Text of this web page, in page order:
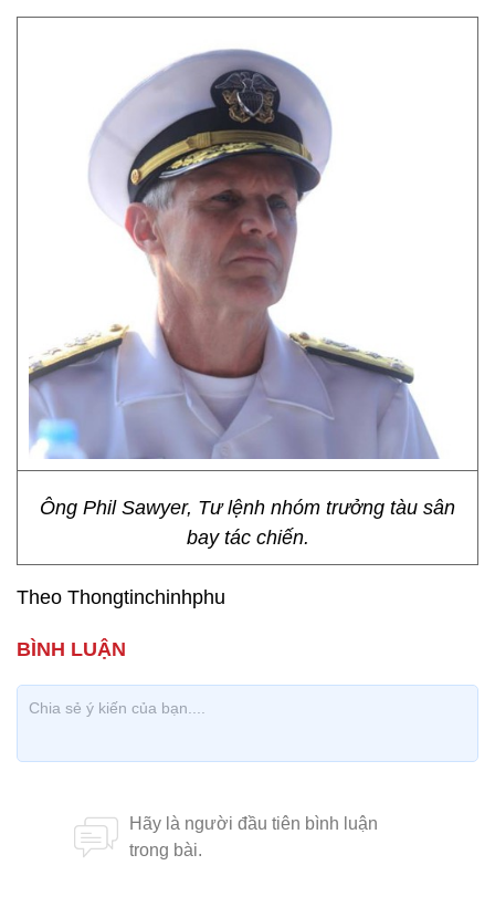
Ông Phil Sawyer, Tư lệnh nhóm trưởng tàu sân
bay tác chiến.
Theo Thongtinchinhphu